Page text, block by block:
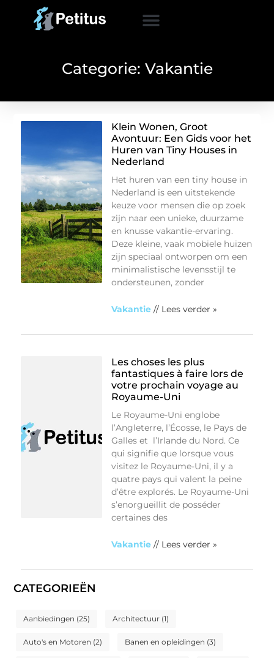
Categorie: Vakantie
CATEGORIEËN
Aanbiedingen (25) Architectuur (1)
Auto's en Motoren (2) Banen en opleidingen (3)
Klein Wonen, Groot
Avontuur: Een Gids voor het
Huren van Tiny Houses in
Nederland
Het huren van een tiny house in
Nederland is een uitstekende
keuze voor mensen die op zoek
zijn naar een unieke, duurzame
en knusse vakantie-ervaring.
Deze kleine, vaak mobiele huizen
zijn speciaal ontworpen om een
minimalistische levensstijl te
ondersteunen, zonder
Vakantie // Lees verder »
Les choses les plus
fantastiques à faire lors de
votre prochain voyage au
Royaume-Uni
Le Royaume-Uni englobe
l’Angleterre, l’Écosse, le Pays de
Galles et l’Irlande du Nord. Ce
qui signifie que lorsque vous
visitez le Royaume-Uni, il y a
quatre pays qui valent la peine
d’être explorés. Le Royaume-Uni
s’enorgueillit de posséder
certaines des
Vakantie // Lees verder »